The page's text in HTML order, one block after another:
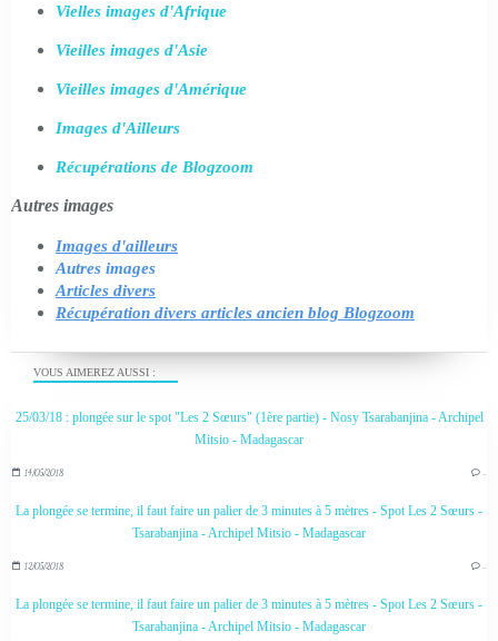
VOUS AIMEREZ AUSSI :
25/03/18 : plongée sur le spot "Les 2 Sœurs" (1ère partie) - Nosy Tsarabanjina - Archipel
Mitsio - Madagascar
14/05/2018 …
La plongée se termine, il faut faire un palier de 3 minutes à 5 mètres - Spot Les 2 Sœurs -
Tsarabanjina - Archipel Mitsio - Madagascar
12/05/2018 …
La plongée se termine, il faut faire un palier de 3 minutes à 5 mètres - Spot Les 2 Sœurs -
Tsarabanjina - Archipel Mitsio - Madagascar
Vielles images d'Afrique
Vieilles images d'Asie
Vieilles images d'Amérique
Images d'Ailleurs
Récupérations de Blogzoom
Autres images
Images d'ailleurs
Autres images
Articles divers
Récupération divers articles ancien blog Blogzoom